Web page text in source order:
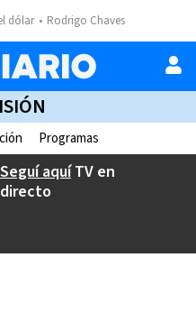
dólar Rodrigo Chaves
Programas
Seguí aquíTV en
directo